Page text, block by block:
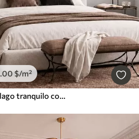
.00 $/m²
Cumbres nevadas y un lago tranquilo con un reflejo como un espejo